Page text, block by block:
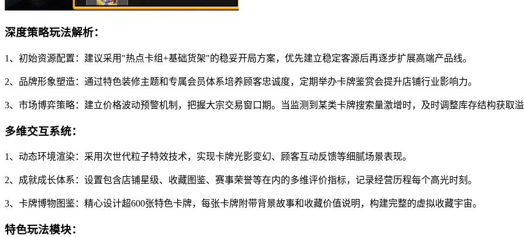
深度策略玩法解析：
1、初始资源配置：建议采用"热点卡组+基础货架"的稳妥开局方案，优先建立稳定客源后再逐步扩展高端产品线。
2、品牌形象塑造：通过特色装修主题和专属会员体系培养顾客忠诚度，定期举办卡牌鉴赏会提升店铺行业影响力。
3、市场博弈策略：建立价格波动预警机制，把握大宗交易窗口期。当监测到某类卡牌搜索量激增时，及时调整库存结构获取溢
多维交互系统：
1、动态环境渲染：采用次世代粒子特效技术，实现卡牌光影变幻、顾客互动反馈等细腻场景表现。
2、成就成长体系：设置包含店铺星级、收藏图鉴、赛事荣誉等在内的多维评价指标，记录经营历程每个高光时刻。
3、卡牌博物图鉴：精心设计超600张特色卡牌，每张卡牌附带背景故事和收藏价值说明，构建完整的虚拟收藏宇宙。
特色玩法模块：